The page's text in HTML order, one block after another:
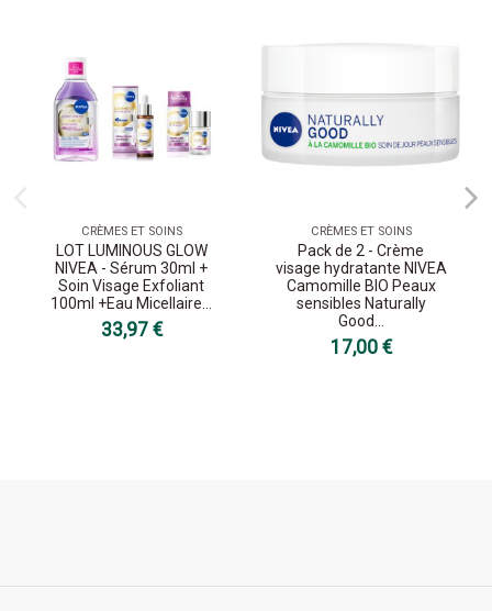
CRÈMES ET SOINS
LOT LUMINOUS GLOW
NIVEA - Sérum 30ml +
Soin Visage Exfoliant
100ml +Eau Micellaire...
33,97 €
CRÈMES ET SOINS
Pack de 2 - Crème
visage hydratante NIVEA
Camomille BIO Peaux
sensibles Naturally
Good...
17,00 €